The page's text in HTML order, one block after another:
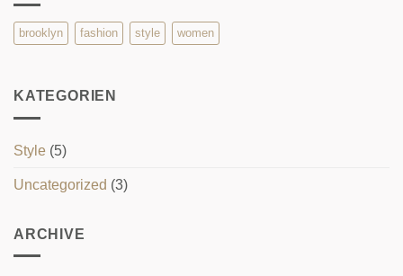
brooklyn fashion style women
KATEGORIEN
Style (5)
Uncategorized (3)
ARCHIVE